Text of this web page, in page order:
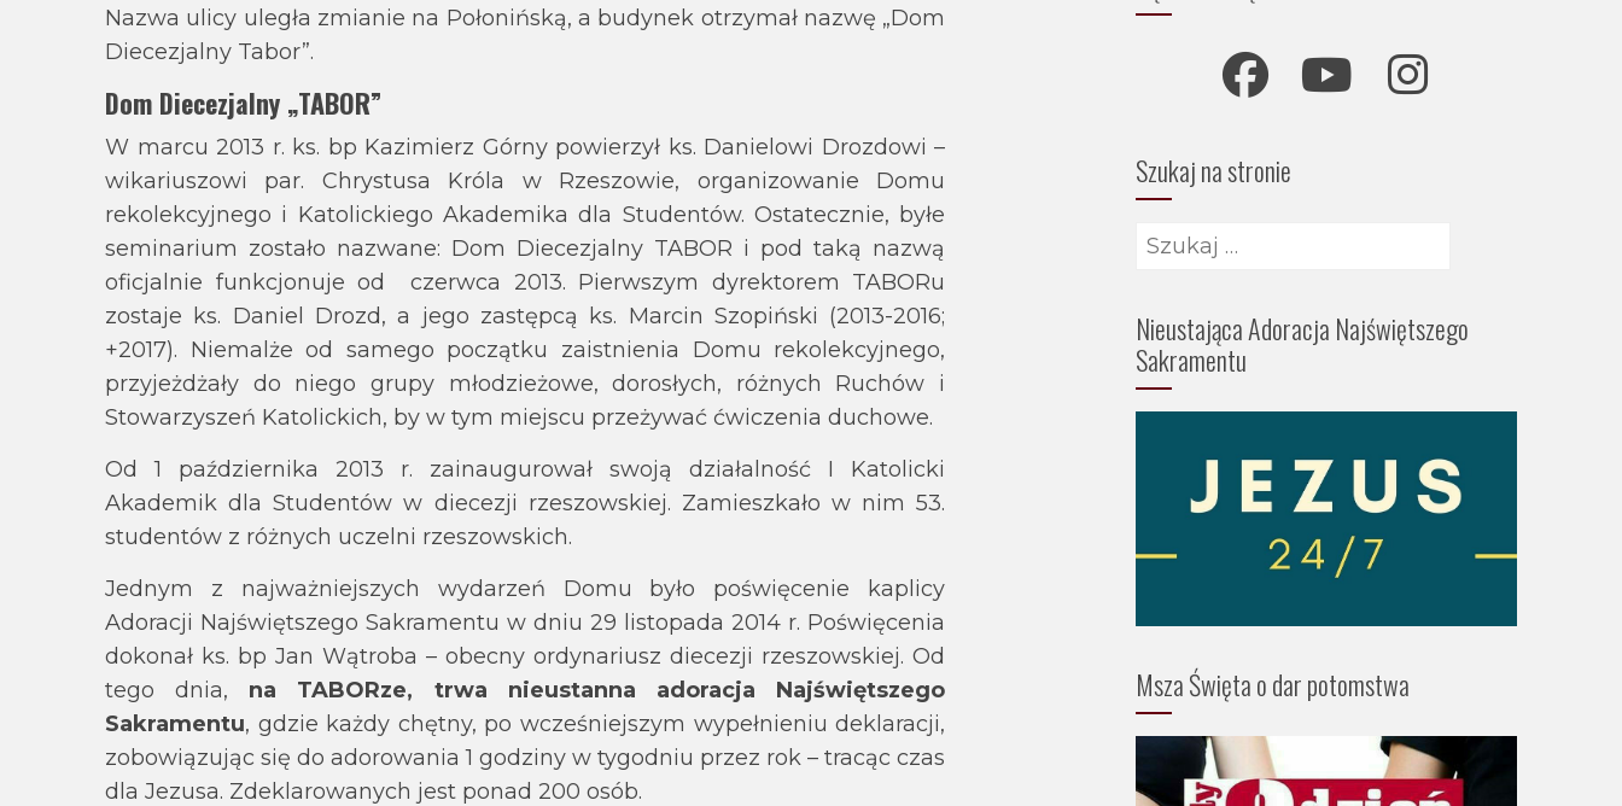
Nazwa ulicy uległa zmianie na Połonińską, a budynek otrzymał nazwę „Dom
Diecezjalny Tabor”.
Dom Diecezjalny „TABOR”
W marcu 2013 r. ks. bp Kazimierz Górny powierzył ks. Danielowi Drozdowi –
wikariuszowi par. Chrystusa Króla w Rzeszowie, organizowanie Domu
rekolekcyjnego i Katolickiego Akademika dla Studentów. Ostatecznie, byłe
seminarium zostało nazwane: Dom Diecezjalny TABOR i pod taką nazwą
oficjalnie funkcjonuje od czerwca 2013. Pierwszym dyrektorem TABORu
zostaje ks. Daniel Drozd, a jego zastępcą ks. Marcin Szopiński (2013-2016;
+2017). Niemalże od samego początku zaistnienia Domu rekolekcyjnego,
przyjeżdżały do niego grupy młodzieżowe, dorosłych, różnych Ruchów i
Stowarzyszeń Katolickich, by w tym miejscu przeżywać ćwiczenia duchowe.
Od 1 października 2013 r. zainaugurował swoją działalność I Katolicki
Akademik dla Studentów w diecezji rzeszowskiej. Zamieszkało w nim 53.
studentów z różnych uczelni rzeszowskich.
Jednym z najważniejszych wydarzeń Domu było poświęcenie kaplicy
Adoracji Najświętszego Sakramentu w dniu 29 listopada 2014 r. Poświęcenia
dokonał ks. bp Jan Wątroba – obecny ordynariusz diecezji rzeszowskiej. Od
tego dnia, na TABORze, trwa nieustanna adoracja Najświętszego
Sakramentu, gdzie każdy chętny, po wcześniejszym wypełnieniu deklaracji,
zobowiązując się do adorowania 1 godziny w tygodniu przez rok – tracąc czas
dla Jezusa. Zdeklarowanych jest ponad 200 osób.
Szukaj na stronie
Szukaj:
Nieustająca Adoracja Najświętszego
Sakramentu
Msza Święta o dar potomstwa